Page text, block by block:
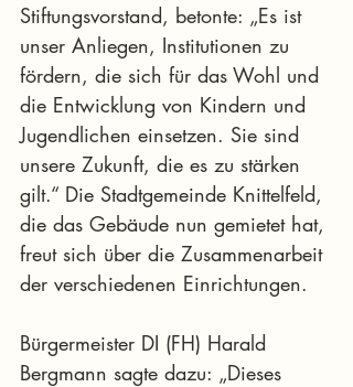
Stiftungsvorstand, betonte: „Es ist
unser Anliegen, Institutionen zu
fördern, die sich für das Wohl und
die Entwicklung von Kindern und
Jugendlichen einsetzen. Sie sind
unsere Zukunft, die es zu stärken
gilt.“ Die Stadtgemeinde Knittelfeld,
die das Gebäude nun gemietet hat,
freut sich über die Zusammenarbeit
der verschiedenen Einrichtungen.
Bürgermeister DI (FH) Harald
Bergmann sagte dazu: „Dieses